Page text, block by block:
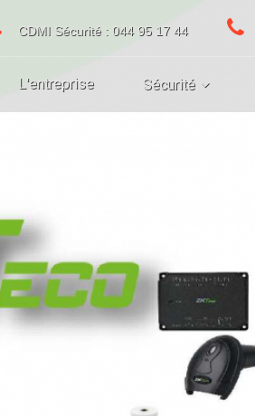
CDMI Sécurité : 044 95 17 44
L'entreprise Sécurité